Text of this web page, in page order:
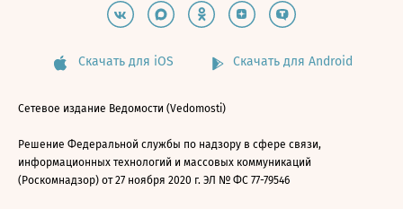
Скачать для iOS Скачать для Android
Сетевое издание Ведомости (Vedomosti)
Решение Федеральной службы по надзору в сфере связи,
информационных технологий и массовых коммуникаций
(Роскомнадзор) от 27 ноября 2020 г. ЭЛ № ФС 77-79546